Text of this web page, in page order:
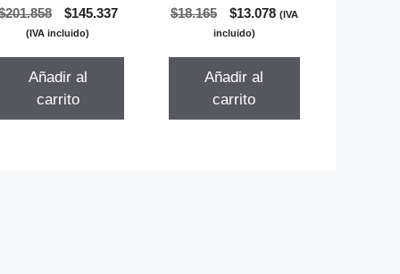
0
d
e
201.858
El
precio
era:
$145.337El
(IVA incluido)
Añadir al
carrito
0
d
$18.165
El
precio
era:
$13.078El(IVA
incluido)
Añadir al
carrito